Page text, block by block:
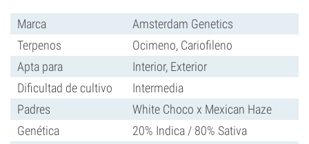
Marca
Amsterdam Genetics
Terpenos
Ocimeno, Cariofileno
Apta para
Interior, Exterior
Dificultad de cultivo
Intermedia
Padres
White Choco x Mexican Haze
Genética
20% Indica / 80% Sativa